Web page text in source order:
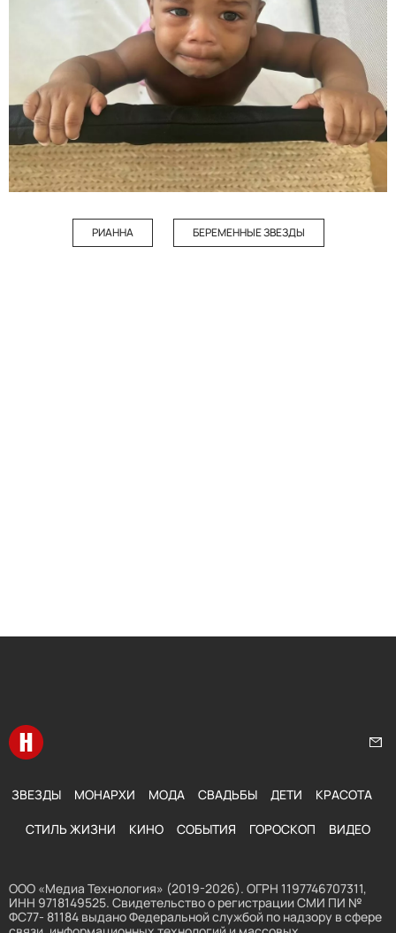
РИАННА БЕРЕМЕННЫЕ ЗВЕЗДЫ
Перейти на главную
ЗВЕЗДЫ МОНАРХИ МОДА СВАДЬБЫ ДЕТИ КРАСОТА
СТИЛЬ ЖИЗНИ КИНО СОБЫТИЯ ГОРОСКОП ВИДЕО
ООО «Медиа Технология» (2019-2026). ОГРН 1197746707311,
ИНН 9718149525. Свидетельство о регистрации СМИ ПИ №
ФС77- 81184 выдано Федеральной службой по надзору в сфере